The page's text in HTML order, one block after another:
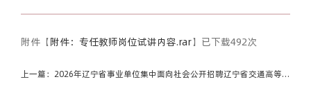
附件【附件：专任教师岗位试讲内容.rar】已下载492次
上一篇：2026年辽宁省事业单位集中面向社会公开招聘辽宁省交通高等专